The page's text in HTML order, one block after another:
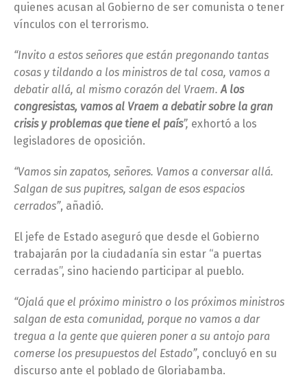
quienes acusan al Gobierno de ser comunista o tener
vínculos con el terrorismo.
“Invito a estos señores que están pregonando tantas
cosas y tildando a los ministros de tal cosa, vamos a
debatir allá, al mismo corazón del Vraem.A los
congresistas, vamos al Vraem a debatir sobre la gran
crisis y problemas que tiene el país”, exhortó a los
legisladores de oposición.
“Vamos sin zapatos, señores. Vamos a conversar allá.
Salgan de sus pupitres, salgan de esos espacios
cerrados”, añadió.
El jefe de Estado aseguró que desde el Gobierno
trabajarán por la ciudadanía sin estar “a puertas
cerradas”, sino haciendo participar al pueblo.
“Ojalá que el próximo ministro o los próximos ministros
salgan de esta comunidad, porque no vamos a dar
tregua a la gente que quieren poner a su antojo para
comerse los presupuestos del Estado”, concluyó en su
discurso ante el poblado de Gloriabamba.